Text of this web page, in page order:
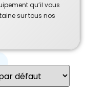
qu’il vous
sur tous nos